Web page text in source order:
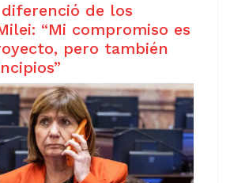
de los
“Mi compromiso es
pero también